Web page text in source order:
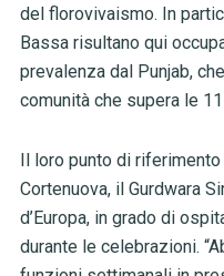
del florovivaismo. In
Bassa risultano qui
prevalenza dal Punjab,
comunità che supera le
Il loro punto di
Cortenuova, il Gurdwara
d’Europa, in grado di
durante le celebrazioni.